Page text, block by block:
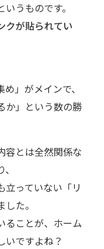
いうものです。
クが貼られてい
」がメインで、
か」という数の勝
容とは全然関係な
立っていない「リ
た。
ることが、ホーム
いですよね？